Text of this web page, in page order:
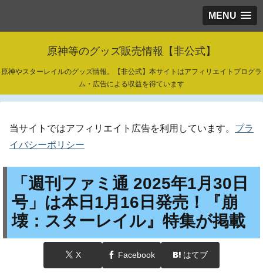
MENU
原神等のグッズ販売情報【非公式】
原神やスターレイルのグッズ情報。【非公式】本サイトはアフィリエイトプログラ
ム・広告による収益を得ています
当サイトではアフィリエイト広告を利用しています。 プラ
イバシーポリシー
「週刊ファミ通 2025年1月30日
号」は本日1月16日発売！『崩
壊：スターレイル』特集が掲載
X Facebook はてブ